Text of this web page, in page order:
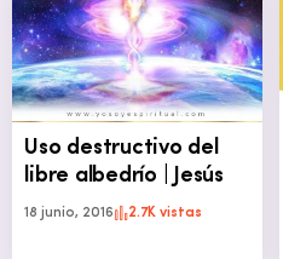
Uso destructivo del
libre albedrío | Jesús
18 junio, 2016 2.7K vistas